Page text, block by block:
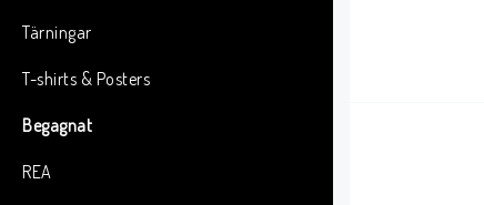
Tärningar
T-shirts & Posters
Begagnat
REA